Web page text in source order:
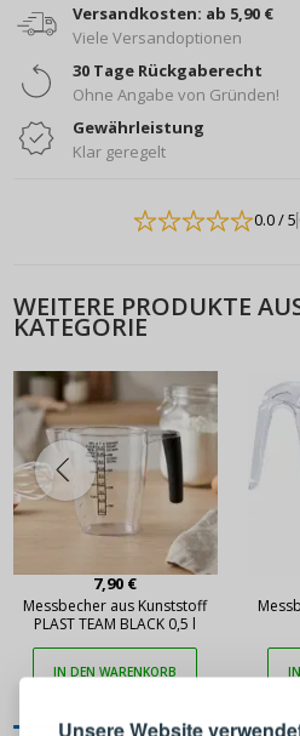
Unsere Website
Versandkosten: ab 5,90 €
Viele Versandoptionen
30 Tage Rückgaberecht
Ohne Angabe von Gründen!
Gewährleistung
Klar geregelt
0.0/ 5
WEITERE PRODUKTE
KATEGORIE
7,90 €
Messbecher aus Kunststoff
PLAST TEAM BLACK 0,5 l
IN DEN WARENKORB
ANMELDEN
Melden Sie